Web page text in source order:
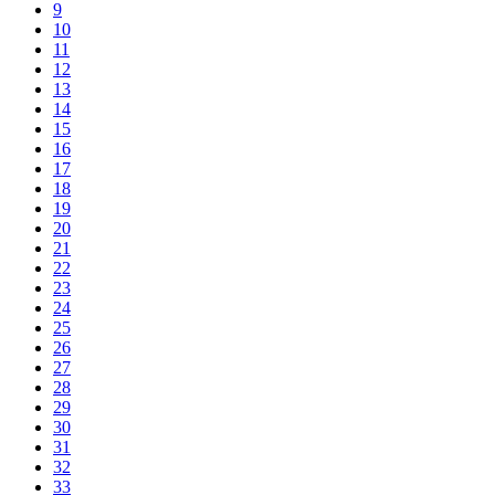
9
10
11
12
13
14
15
16
17
18
19
20
21
22
23
24
25
26
27
28
29
30
31
32
33